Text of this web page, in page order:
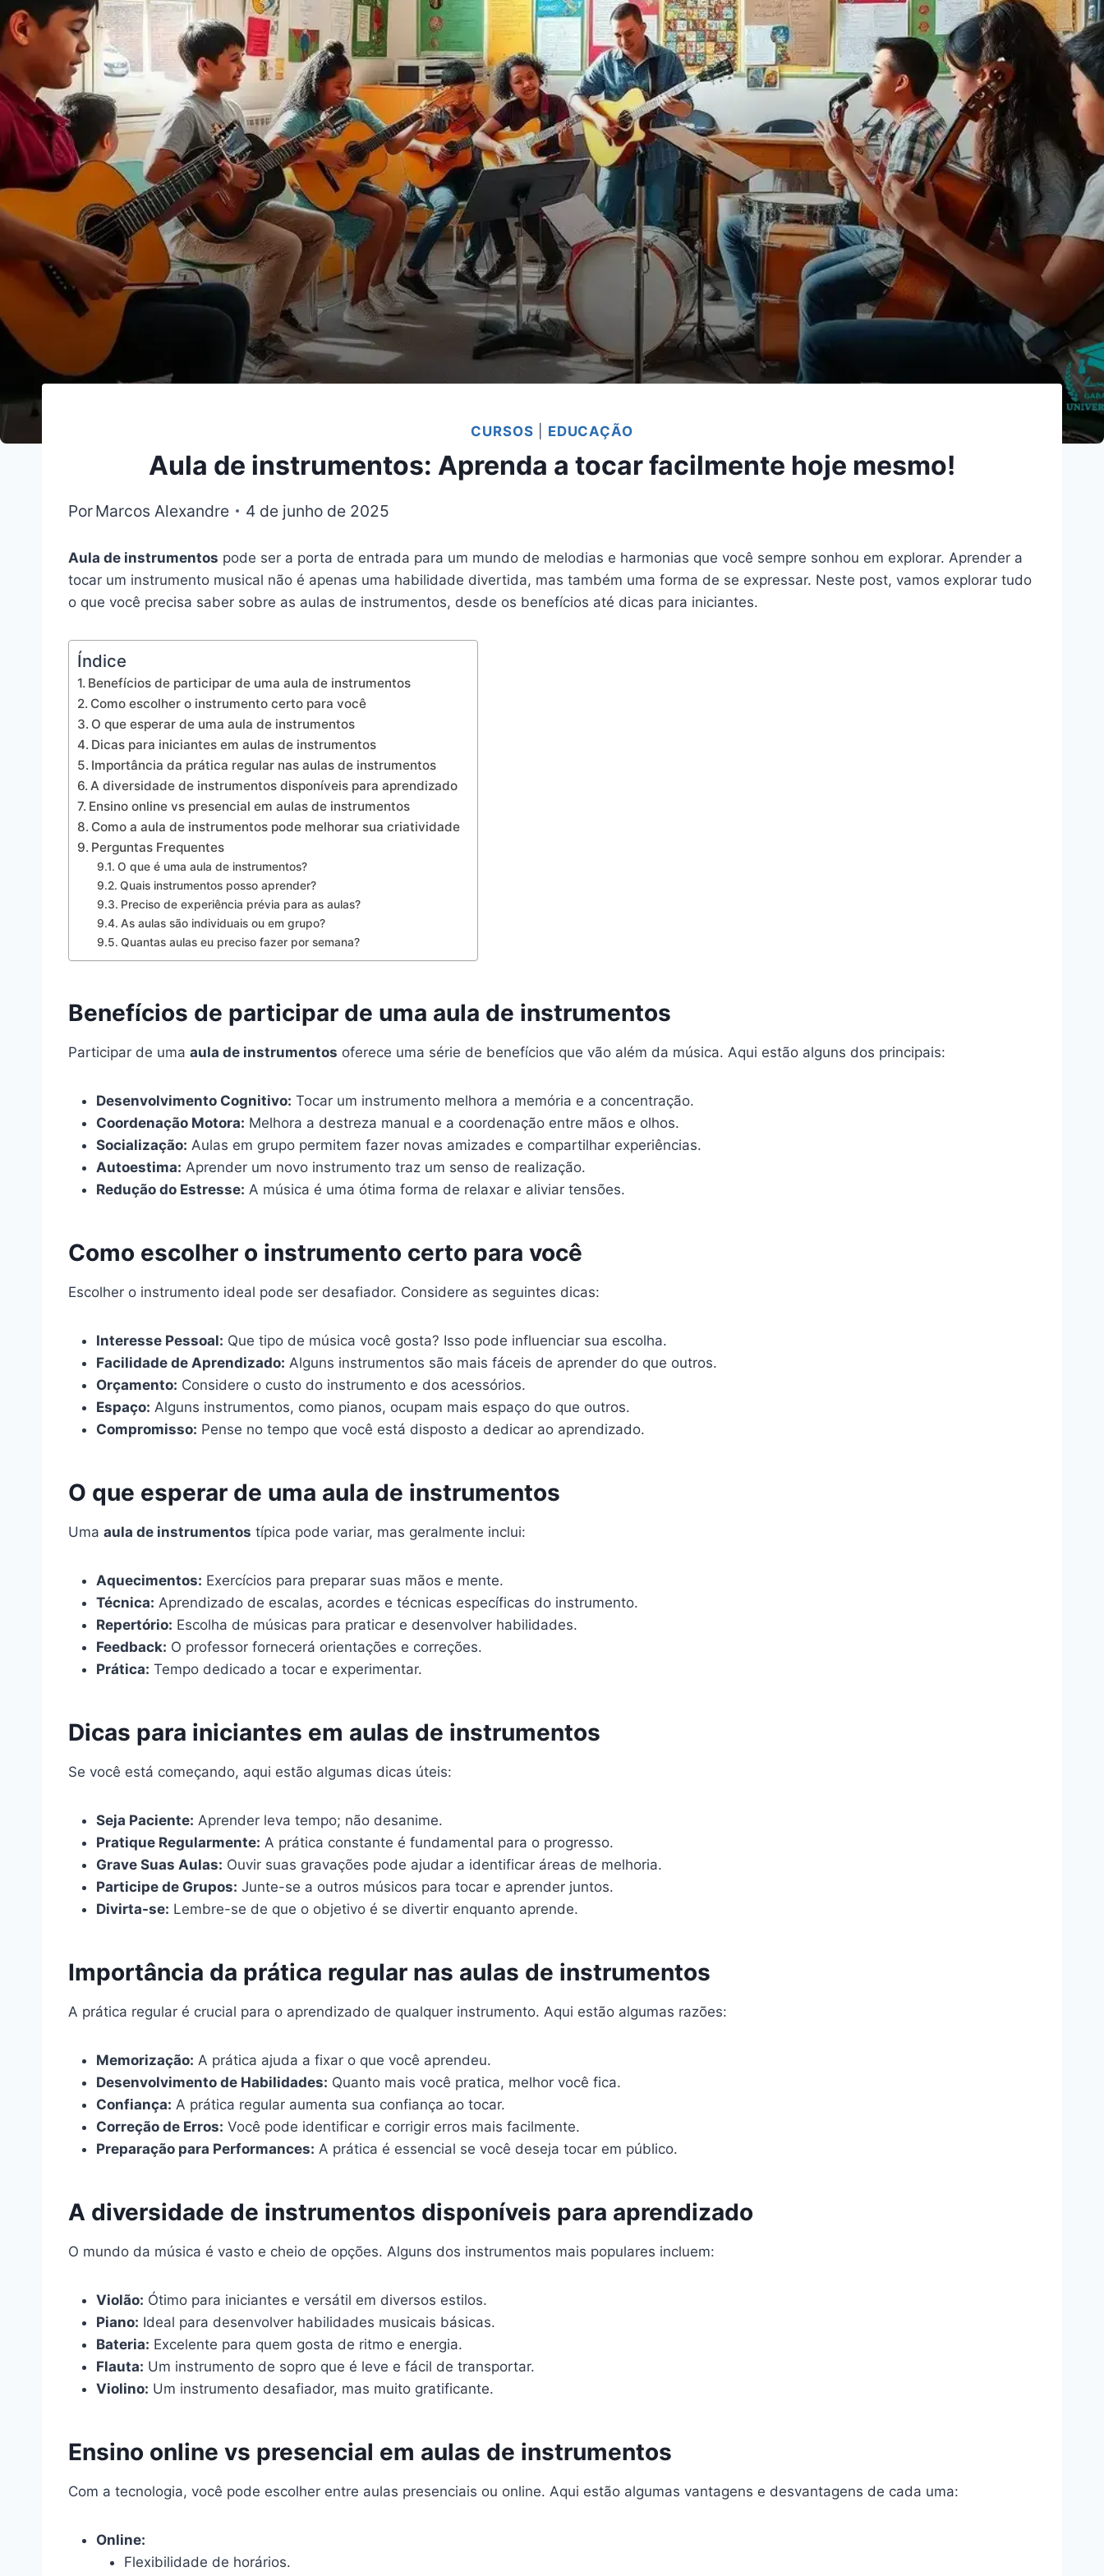
CURSOS EDUCAÇÃO
Aula de instrumentos: Aprenda a tocar facilmente hoje mesmo!
PorMarcos Alexandre 4 de junho de 2025
Aula de instrumentos pode ser a porta de entrada para um mundo de melodias e harmonias que você sempre sonhou em explorar. Aprender a
tocar um instrumento musical não é apenas uma habilidade divertida, mas também uma forma de se expressar. Neste post, vamos explorar tudo
o que você precisa saber sobre as aulas de instrumentos, desde os benefícios até dicas para iniciantes.
Índice
Benefícios de participar de uma aula de instrumentos
Como escolher o instrumento certo para você
O que esperar de uma aula de instrumentos
Dicas para iniciantes em aulas de instrumentos
Importância da prática regular nas aulas de instrumentos
A diversidade de instrumentos disponíveis para aprendizado
Ensino online vs presencial em aulas de instrumentos
Como a aula de instrumentos pode melhorar sua criatividade
Perguntas Frequentes
O que é uma aula de instrumentos?
Quais instrumentos posso aprender?
Preciso de experiência prévia para as aulas?
As aulas são individuais ou em grupo?
Quantas aulas eu preciso fazer por semana?
Benefícios de participar de uma aula de instrumentos
Participar de uma aula de instrumentos oferece uma série de benefícios que vão além da música. Aqui estão alguns dos principais:
Desenvolvimento Cognitivo: Tocar um instrumento melhora a memória e a concentração.
Coordenação Motora: Melhora a destreza manual e a coordenação entre mãos e olhos.
Socialização: Aulas em grupo permitem fazer novas amizades e compartilhar experiências.
Autoestima: Aprender um novo instrumento traz um senso de realização.
Redução do Estresse: A música é uma ótima forma de relaxar e aliviar tensões.
Como escolher o instrumento certo para você
Escolher o instrumento ideal pode ser desafiador. Considere as seguintes dicas:
Interesse Pessoal: Que tipo de música você gosta? Isso pode influenciar sua escolha.
Facilidade de Aprendizado: Alguns instrumentos são mais fáceis de aprender do que outros.
Orçamento: Considere o custo do instrumento e dos acessórios.
Espaço: Alguns instrumentos, como pianos, ocupam mais espaço do que outros.
Compromisso: Pense no tempo que você está disposto a dedicar ao aprendizado.
O que esperar de uma aula de instrumentos
Uma aula de instrumentos típica pode variar, mas geralmente inclui:
Aquecimentos: Exercícios para preparar suas mãos e mente.
Técnica: Aprendizado de escalas, acordes e técnicas específicas do instrumento.
Repertório: Escolha de músicas para praticar e desenvolver habilidades.
Feedback: O professor fornecerá orientações e correções.
Prática: Tempo dedicado a tocar e experimentar.
Dicas para iniciantes em aulas de instrumentos
Se você está começando, aqui estão algumas dicas úteis:
Seja Paciente: Aprender leva tempo; não desanime.
Pratique Regularmente: A prática constante é fundamental para o progresso.
Grave Suas Aulas: Ouvir suas gravações pode ajudar a identificar áreas de melhoria.
Participe de Grupos: Junte-se a outros músicos para tocar e aprender juntos.
Divirta-se: Lembre-se de que o objetivo é se divertir enquanto aprende.
Importância da prática regular nas aulas de instrumentos
A prática regular é crucial para o aprendizado de qualquer instrumento. Aqui estão algumas razões:
Memorização: A prática ajuda a fixar o que você aprendeu.
Desenvolvimento de Habilidades: Quanto mais você pratica, melhor você fica.
Confiança: A prática regular aumenta sua confiança ao tocar.
Correção de Erros: Você pode identificar e corrigir erros mais facilmente.
Preparação para Performances: A prática é essencial se você deseja tocar em público.
A diversidade de instrumentos disponíveis para aprendizado
O mundo da música é vasto e cheio de opções. Alguns dos instrumentos mais populares incluem:
Violão: Ótimo para iniciantes e versátil em diversos estilos.
Piano: Ideal para desenvolver habilidades musicais básicas.
Bateria: Excelente para quem gosta de ritmo e energia.
Flauta: Um instrumento de sopro que é leve e fácil de transportar.
Violino: Um instrumento desafiador, mas muito gratificante.
Ensino online vs presencial em aulas de instrumentos
Com a tecnologia, você pode escolher entre aulas presenciais ou online. Aqui estão algumas vantagens e desvantagens de cada uma:
Online:
Flexibilidade de horários.